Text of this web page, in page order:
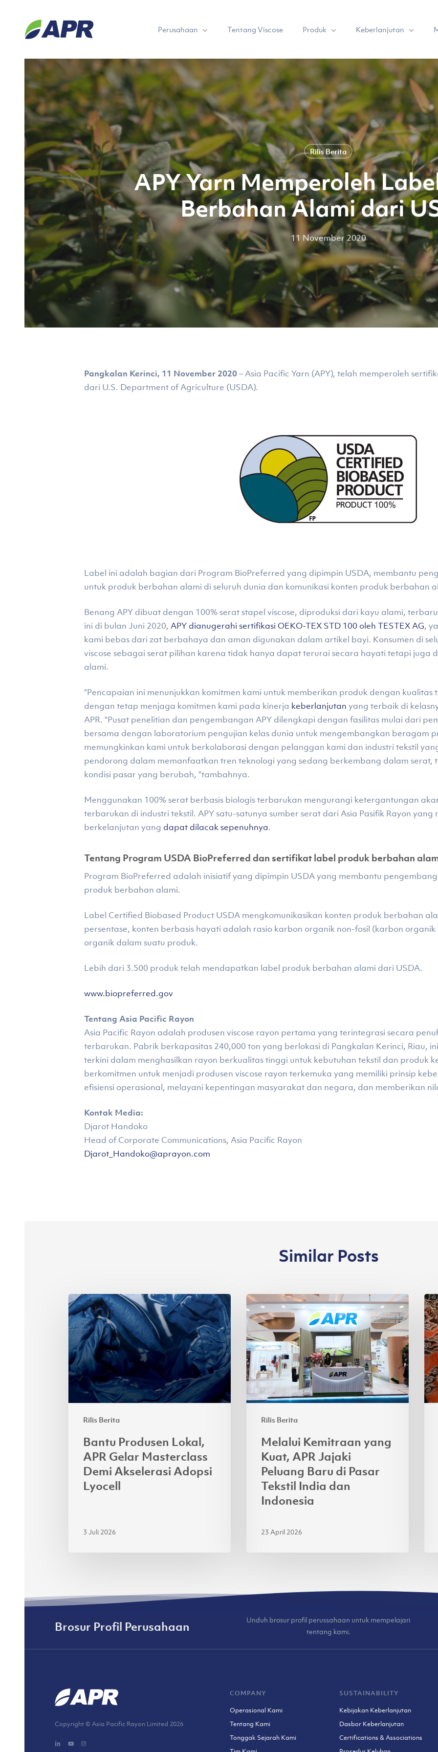
Perusahaan Tentang Viscose Produk Keberlanjutan
Rilis Berita
APY Yarn Memperoleh
Berbahan Alami dari
11 November 2020
Pangkalan Kerinci, 11 November 2020– Asia Pacific Yarn (APY), telah memperoleh
dari U.S. Department of Agriculture (USDA).
Label ini adalah bagian dari Program BioPreferred yang dipimpin USDA, membantu
untuk produk berbahan alami di seluruh dunia dan komunikasi konten produk berbahan
Benang APY dibuat dengan 100% serat stapel viscose, diproduksi dari kayu alami,
ini di bulan Juni 2020, APY dianugerahi sertifikasi OEKO-TEX STD 100 oleh TESTEX AG,
kami bebas dari zat berbahaya dan aman digunakan dalam artikel bayi. Konsumen di
viscose sebagai serat pilihan karena tidak hanya dapat terurai secara hayati tetapi juga
alami.
“Pencapaian ini menunjukkan komitmen kami untuk memberikan produk dengan
dengan tetap menjaga komitmen kami pada kinerja keberlanjutan yang terbaik di
APR. “Pusat penelitian dan pengembangan APY dilengkapi dengan fasilitas mulai dari
bersama dengan laboratorium pengujian kelas dunia untuk mengembangkan beragam
memungkinkan kami untuk berkolaborasi dengan pelanggan kami dan industri tekstil
pendorong dalam memanfaatkan tren teknologi yang sedang berkembang dalam serat,
kondisi pasar yang berubah, ”tambahnya.
Menggunakan 100% serat berbasis biologis terbarukan mengurangi ketergantungan
terbarukan di industri tekstil. APY satu-satunya sumber serat dari Asia Pasifik Rayon yang
berkelanjutan yang dapat dilacak sepenuhnya.
Tentang Program USDA BioPreferred dan sertifikat label produk berbahan
Program BioPreferred adalah inisiatif yang dipimpin USDA yang membantu
produk berbahan alami.
Label Certified Biobased Product USDA mengkomunikasikan konten produk berbahan
persentase, konten berbasis hayati adalah rasio karbon organik non-fosil (karbon
organik dalam suatu produk.
Lebih dari 3.500 produk telah mendapatkan label produk berbahan alami dari USDA.
www.biopreferred.gov
Tentang Asia Pacific Rayon
Asia Pacific Rayon adalah produsen viscose rayon pertama yang terintegrasi secara
terbarukan. Pabrik berkapasitas 240,000 ton yang berlokasi di Pangkalan Kerinci, Riau,
terkini dalam menghasilkan rayon berkualitas tinggi untuk kebutuhan tekstil dan produk
berkomitmen untuk menjadi produsen viscose rayon terkemuka yang memiliki prinsip
efisiensi operasional, melayani kepentingan masyarakat dan negara, dan memberikan
Kontak Media:
Djarot Handoko
Head of Corporate Communications, Asia Pacific Rayon
Djarot_Handoko@aprayon.com
Similar Posts
Rilis Berita
Bantu
Produsen
Lokal,
APR
Gelar
Masterclass
Demi
Akselerasi
Lyocell
Bantu Produsen Lokal,
APR Gelar Masterclass
Demi Akselerasi Adopsi
Lyocell
3 Juli 2026
Rilis Berita
Melalui
Kemitraan
yang
Kuat,
APR
Jajaki
Peluang
Baru
Pasar
Tekstil
India
Indonesia
Melalui Kemitraan yang
Kuat, APR Jajaki
Peluang Baru di Pasar
Tekstil India dan
Indonesia
23 April 2026
Brosur Profil Perusahaan
Unduh brosur profil perussahaan untuk mempelajari
tentang kami.
Copyright © Asia Pacific Rayon Limited 2026
COMPANY
Operasional Kami
Tentang Kami
Tonggak Sejarah Kami
SUSTAINABILITY
Kebijakan Keberlanjutan
Dasbor Keberlanjutan
Certifications & Associations